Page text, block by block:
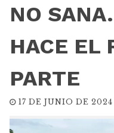
NO
HACE EL
PARTE
17 DE JUNIO DE 2024